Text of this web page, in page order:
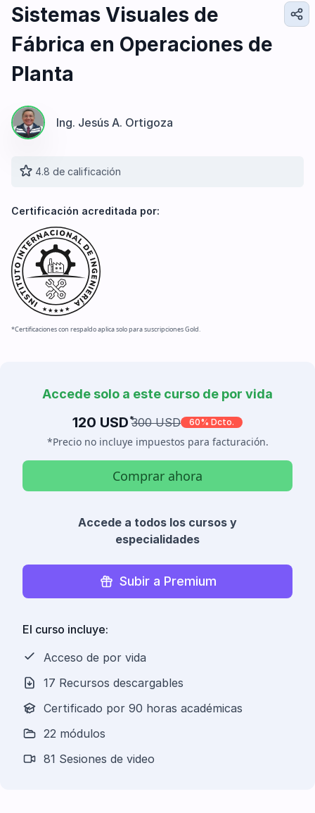
Diseño e Ingeniería
Ingeniería de Procesos
Desarrollo Profesional
Sistemas Visuales de
Fábrica en Operaciones de
Planta
Ing. Jesús A. Ortigoza
4.8 de calificación
Certificación acreditada por:
*Certificaciones con respaldo aplica solo para suscripciones Gold.
Accede solo a este curso de por vida
120 USD *300 USD 60% Dcto.
*Precio no incluye impuestos para facturación.
Comprar ahora
Accede a todos los cursos y
especialidades
Subir a Premium
El curso incluye:
Acceso de por vida
17 Recursos descargables
Certificado por 90 horas académicas
22 módulos
81 Sesiones de video